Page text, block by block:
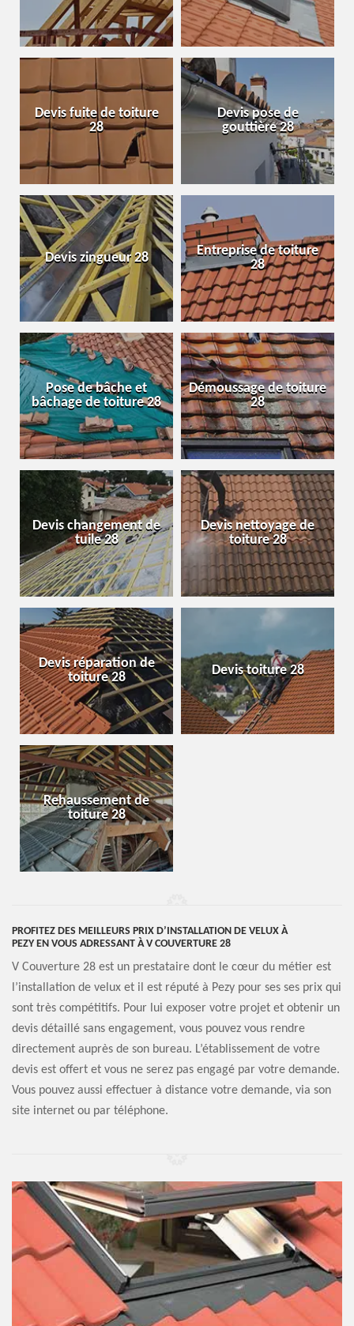
Devis fuite de toiture
28
Devis pose de
gouttière 28
Devis zingueur 28
Entreprise de toiture
28
Pose de bâche et
bâchage de toiture 28
Démoussage de toiture
28
Devis changement de
tuile 28
Devis nettoyage de
toiture 28
Devis réparation de
toiture 28
Devis toiture 28
Rehaussement de
toiture 28
PROFITEZ DES MEILLEURS PRIX D’INSTALLATION DE VELUX À
PEZY EN VOUS ADRESSANT À V COUVERTURE 28
V Couverture 28 est un prestataire dont le cœur du métier est
l’installation de velux et il est réputé à Pezy pour ses ses prix qui
sont très compétitifs. Pour lui exposer votre projet et obtenir un
devis détaillé sans engagement, vous pouvez vous rendre
directement auprès de son bureau. L’établissement de votre
devis est offert et vous ne serez pas engagé par votre demande.
Vous pouvez aussi effectuer à distance votre demande, via son
site internet ou par téléphone.